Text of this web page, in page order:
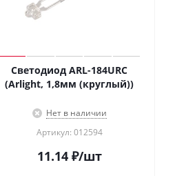
Светодиод ARL-184URC
(Arlight, 1,8мм (круглый))
Нет в наличии
Артикул: 012594
11.14₽/шт